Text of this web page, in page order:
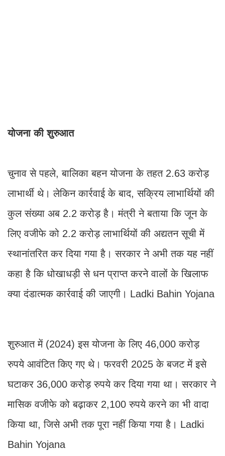
योजना की शुरुआत
चुनाव से पहले, बालिका बहन योजना के तहत 2.63 करोड़
लाभार्थी थे। लेकिन कार्रवाई के बाद, सक्रिय लाभार्थियों की
कुल संख्या अब 2.2 करोड़ है। मंत्री ने बताया कि जून के
लिए वजीफे को 2.2 करोड़ लाभार्थियों की अद्यतन सूची में
स्थानांतरित कर दिया गया है। सरकार ने अभी तक यह नहीं
कहा है कि धोखाधड़ी से धन प्राप्त करने वालों के खिलाफ
क्या दंडात्मक कार्रवाई की जाएगी। Ladki Bahin Yojana
शुरुआत में (2024) इस योजना के लिए 46,000 करोड़
रुपये आवंटित किए गए थे। फरवरी 2025 के बजट में इसे
घटाकर 36,000 करोड़ रुपये कर दिया गया था। सरकार ने
मासिक वजीफे को बढ़ाकर 2,100 रुपये करने का भी वादा
किया था, जिसे अभी तक पूरा नहीं किया गया है। Ladki
Bahin Yojana